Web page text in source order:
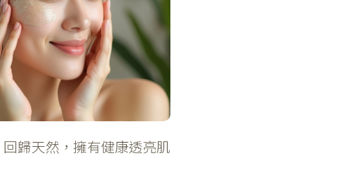
歸天然，擁有健康透亮肌